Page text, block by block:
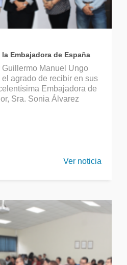
la Embajadora de España
Manuel Ungo
agrado de recibir en sus
Embajadora de
Sra. Sonia Álvarez
Ver noticia